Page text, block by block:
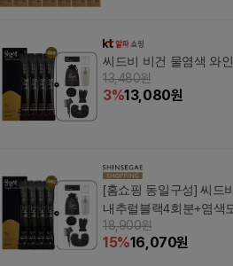
씨드비 비건 물염색 와
13,480원
3%13,080원
[홈쇼핑 동일구성] 씨드
내추럴블랙4회분+염색
18,900원
15%16,070원